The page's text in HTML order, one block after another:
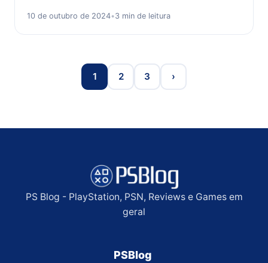
10 de outubro de 2024•3 min de leitura
1 2 3 ›
PS Blog - PlayStation, PSN, Reviews e Games em
geral
PSBlog